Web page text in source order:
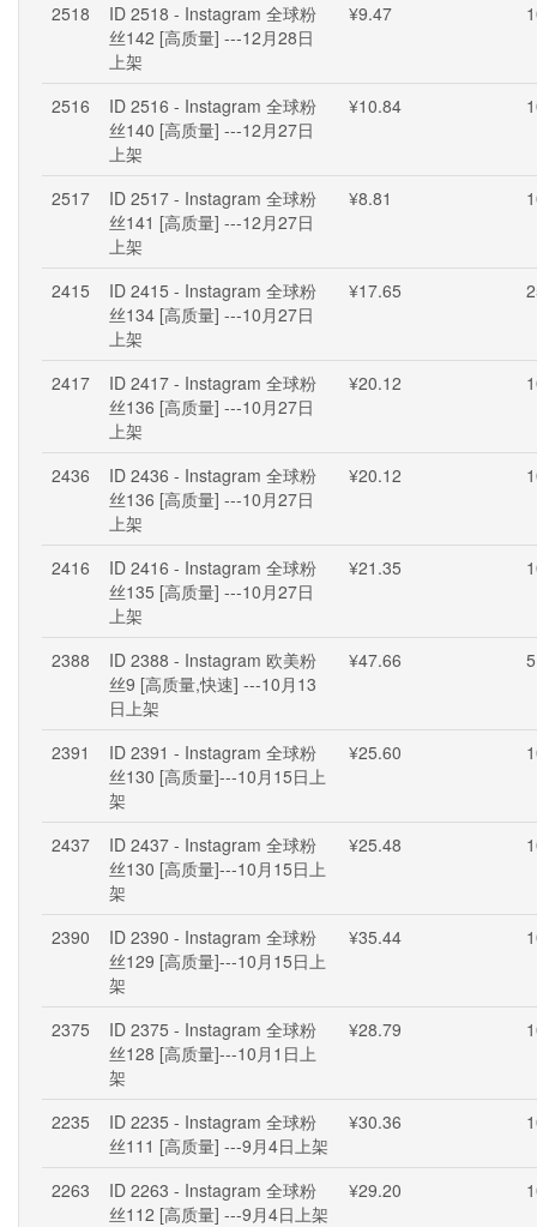
2518
ID 2518 - Instagram 全球粉
丝142 [高质量] ---12月28日
上架
¥9.47
2516
ID 2516 - Instagram 全球粉
丝140 [高质量] ---12月27日
上架
¥10.84
2517
ID 2517 - Instagram 全球粉
丝141 [高质量] ---12月27日
上架
¥8.81
2415
ID 2415 - Instagram 全球粉
丝134 [高质量] ---10月27日
上架
¥17.65
2417
ID 2417 - Instagram 全球粉
丝136 [高质量] ---10月27日
上架
¥20.12
2436
ID 2436 - Instagram 全球粉
丝136 [高质量] ---10月27日
上架
¥20.12
2416
ID 2416 - Instagram 全球粉
丝135 [高质量] ---10月27日
上架
¥21.35
2388
ID 2388 - Instagram 欧美粉
丝9 [高质量,快速] ---10月13
日上架
¥47.66 5
2391
ID 2391 - Instagram 全球粉
丝130 [高质量]---10月15日上
架
¥25.60
2437
ID 2437 - Instagram 全球粉
丝130 [高质量]---10月15日上
架
¥25.48
2390
ID 2390 - Instagram 全球粉
丝129 [高质量]---10月15日上
架
¥35.44
2375
ID 2375 - Instagram 全球粉
丝128 [高质量]---10月1日上
架
¥28.79
2235
ID 2235 - Instagram 全球粉
丝111 [高质量] ---9月4日上架
¥30.36
2263
ID 2263 - Instagram 全球粉
丝112 [高质量] ---9月4日上架
¥29.20